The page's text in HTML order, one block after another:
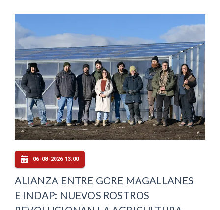
06-08-2026 13:00
ALIANZA ENTRE GORE MAGALLANES
E INDAP: NUEVOS ROSTROS